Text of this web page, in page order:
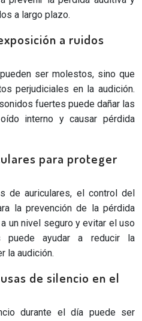
a largo plazo.
a ruidos
ser molestos, sino que
perjudiciales en la audición.
fuertes puede dañar las
interno y causar pérdida
para proteger
de auriculares, el control del
la prevención de la pérdida
un nivel seguro y evitar el uso
puede ayudar a reducir la
la audición.
de silencio en el
durante el día puede ser